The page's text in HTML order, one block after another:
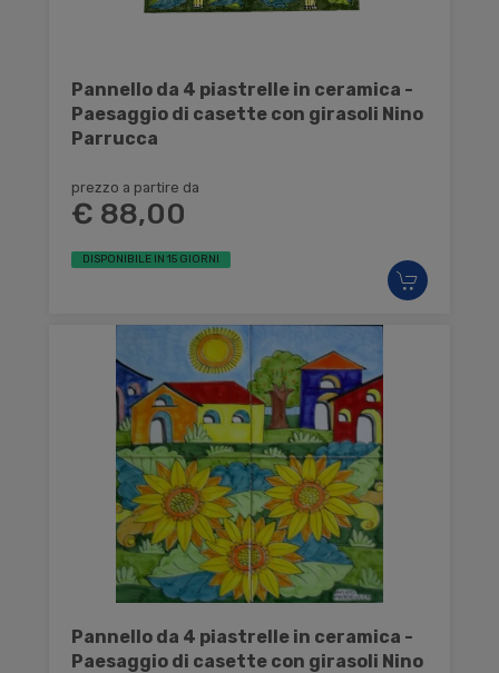
Pannello da 4 piastrelle in ceramica -
Paesaggio di casette con girasoli Nino
Parrucca
prezzo a partire da
€ 88,00
DISPONIBILE IN 15 GIORNI
Pannello da 4 piastrelle in ceramica -
Paesaggio di casette con girasoli Nino